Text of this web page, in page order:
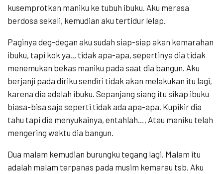
kusemprotkan maniku ke tubuh ibuku. Aku merasa
berdosa sekali, kemudian aku tertidur lelap.
Paginya deg-degan aku sudah siap-siap akan kemarahan
ibuku, tapi kok ya.., tidak apa-apa, sepertinya dia tidak
menemukan bekas maniku pada saat dia bangun. Aku
berjanji pada diriku sendiri tidak akan melakukan itu lagi,
karena dia adalah ibuku. Sepanjang siang itu sikap ibuku
biasa-bisa saja seperti tidak ada apa-apa. Kupikir dia
tahu tapi dia menyukainya, entahlah…, Atau maniku telah
mengering waktu dia bangun.
Dua malam kemudian burungku tegang lagi. Malam itu
adalah malam terpanas pada musim kemarau tsb. Aku